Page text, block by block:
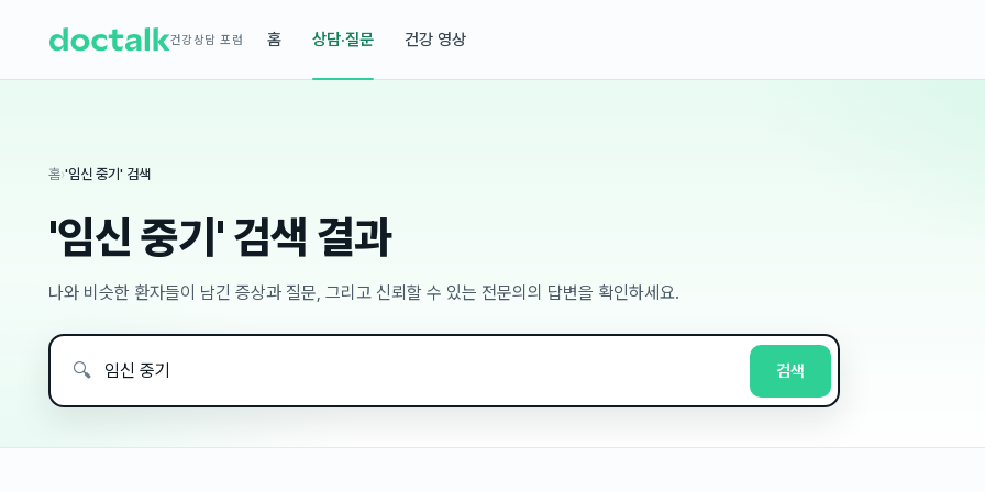
건강상담 포럼 홈 상담·질문 건강 영상
홈›'임신 중기' 검색
'임신 중기' 검색 결과
나와 비슷한 환자들이 남긴 증상과 질문, 그리고 신뢰할 수 있는 전문의의 답변을 확인하세요.
🔍 검색